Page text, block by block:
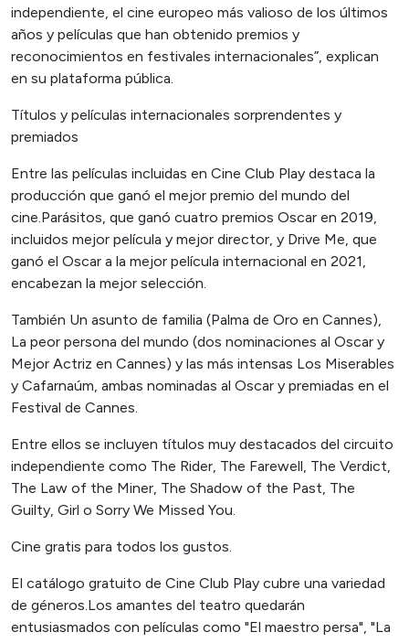
independiente, el cine europeo más valioso de los últimos
años y películas que han obtenido premios y
reconocimientos en festivales internacionales”, explican
en su plataforma pública.
Títulos y películas internacionales sorprendentes y
premiados
Entre las películas incluidas en Cine Club Play destaca la
producción que ganó el mejor premio del mundo del
cine.Parásitos, que ganó cuatro premios Oscar en 2019,
incluidos mejor película y mejor director, y Drive Me, que
ganó el Oscar a la mejor película internacional en 2021,
encabezan la mejor selección.
También Un asunto de familia (Palma de Oro en Cannes),
La peor persona del mundo (dos nominaciones al Oscar y
Mejor Actriz en Cannes) y las más intensas Los Miserables
y Cafarnaúm, ambas nominadas al Oscar y premiadas en el
Festival de Cannes.
Entre ellos se incluyen títulos muy destacados del circuito
independiente como The Rider, The Farewell, The Verdict,
The Law of the Miner, The Shadow of the Past, The
Guilty, Girl o Sorry We Missed You.
Cine gratis para todos los gustos.
El catálogo gratuito de Cine Club Play cubre una variedad
de géneros.Los amantes del teatro quedarán
entusiasmados con películas como "El maestro persa", "La